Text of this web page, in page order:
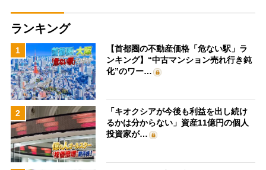
ランキング
1
【首都圏の不動産価格「危ない駅」ラ
ンキング】“中古マンション売れ行き鈍
化”のワー…
2
「キオクシアが今後も利益を出し続け
るかは分からない」資産11億円の個人
投資家が…